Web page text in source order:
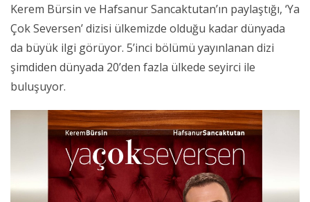
Kerem Bürsin ve Hafsanur Sancaktutan’ın paylaştığı, ‘Ya
Çok Seversen’ dizisi ülkemizde olduğu kadar dünyada
da büyük ilgi görüyor. 5’inci bölümü yayınlanan dizi
şimdiden dünyada 20’den fazla ülkede seyirci ile
buluşuyor.